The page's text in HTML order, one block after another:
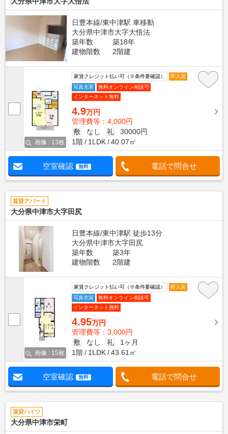
日豊本線/東中津駅 車移動
大分県中津市大字大悟法
築年数
築18年
建物階数
2階建
画像 : 13枚
家賃クレジット払い可（※条件要確認）
即入居
写真充実
無料オンライン相談可
インターネット無料
4.9万円
管理費等：4,000円
敷
なし 礼
30000円
1階
1LDK 40.07㎡
空室確認 無料 電話で問合せ
賃貸アパート
大分県中津市大字田尻
日豊本線/東中津駅 徒歩13分
大分県中津市大字田尻
築年数
築3年
建物階数
2階建
画像 : 15枚
家賃クレジット払い可（※条件要確認）
即入居
写真充実
無料オンライン相談可
インターネット無料
4.95万円
管理費等：3,000円
敷
なし 礼
1ヶ月
1階
1LDK 43.61㎡
空室確認 無料 電話で問合せ
賃貸ハイツ
大分県中津市栄町